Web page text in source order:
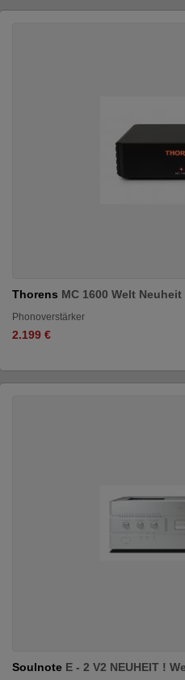
Thorens MC 1600 Welt
Phonoverstärker
2.199 €
Soulnote E - 2 V2 NEUHEIT !